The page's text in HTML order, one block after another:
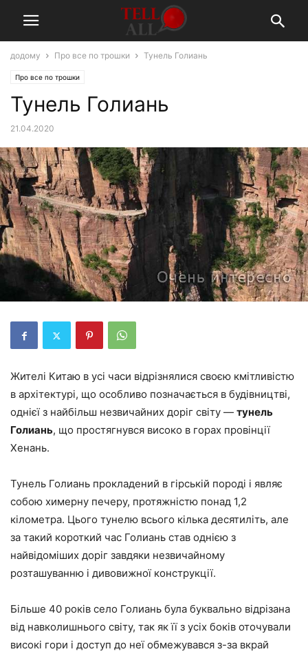
додому Про все по трошки Тунель Голиань
Про все по трошки
Тунель Голиань
21.04.2020
Жителі Китаю в усі часи відрізнялися своєю кмітливістю
в архітектурі, що особливо позначається в будівництві,
однієї з найбільш незвичайних доріг світу — тунель
Голиань, що простягнувся високо в горах провінції
Хенань.
Тунель Голиань прокладений в гірській породі і являє
собою химерну печеру, протяжністю понад 1,2
кілометра. Цього тунелю всього кілька десятиліть, але
за такий короткий час Голиань став однією з
найвідоміших доріг завдяки незвичайному
розташуванню і дивовижної конструкції.
Більше 40 років село Голиань була буквально відрізана
від навколишнього світу, так як її з усіх боків оточували
високі гори і доступ до неї обмежувався з-за вкрай